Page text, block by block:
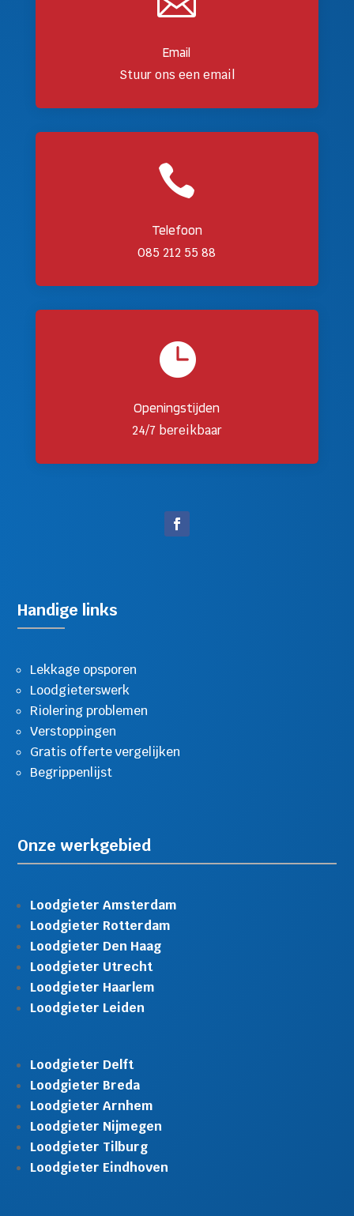
Email
Stuur ons een email

Telefoon
085 212 55 88

Openingstijden
24/7 bereikbaar
Handige links
Lekkage opsporen
Loodgieterswerk
Riolering problemen
Verstoppingen
Gratis offerte vergelijken
Begrippenlijst
Onze werkgebied
Loodgieter Amsterdam
Loodgieter Rotterdam
Loodgieter Den Haag
Loodgieter Utrecht
Loodgieter Haarlem
Loodgieter Leiden
Loodgieter Delft
Loodgieter Breda
Loodgieter Arnhem
Loodgieter Nijmegen
Loodgieter Tilburg
Loodgieter Eindhoven